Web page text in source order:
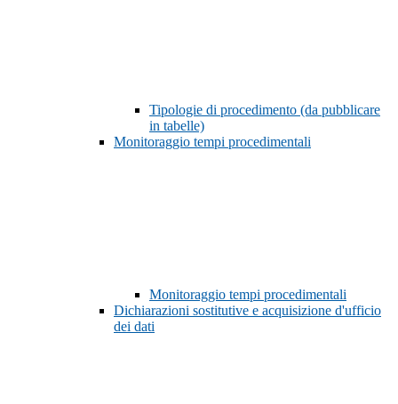
Tipologie di procedimento (da pubblicare
in tabelle)
Monitoraggio tempi procedimentali
Monitoraggio tempi procedimentali
Dichiarazioni sostitutive e acquisizione d'ufficio
dei dati